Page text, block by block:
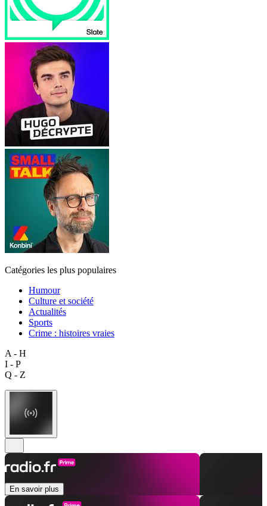
Catégories les plus populaires
Humour
Culture et société
Actualités
Sports
Crime : histoires vraies
A - H
I - P
Q - Z
En savoir plus